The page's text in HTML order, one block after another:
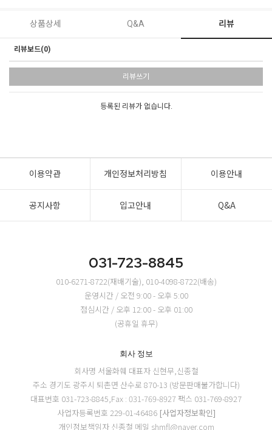
상품상세 Q&A 리뷰
리뷰보드(0)
리뷰쓰기
등록된 리뷰가 없습니다.
이용약관 개인정보처리방침 이용안내
공지사항 입고안내 Q&A
031-723-8845
010-6271-8722(재배기술), 010-4098-8722(배송)
운영시간 / 오전 9:00 - 오후 5:00
점심시간 / 오후 12:00 - 오후 01:00
(공휴일 휴무)
회사 정보
회사명 서울화훼 대표자 신현무,신종철
주소 경기도 광주시 퇴촌면 산수로 870-13 (방문판매불가합니다)
대표번호 031-723-8845,Fax : 031-769-8927 팩스 031-769-8927
사업자등록번호 229-01-46486 [사업자정보확인]
개인정보책임자 신종철 메일 shmfl@naver.com